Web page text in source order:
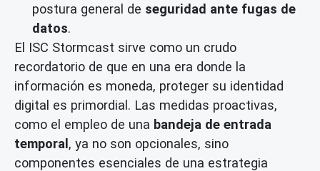
postura general de seguridad ante fugas de
datos.
El ISC Stormcast sirve como un crudo
recordatorio de que en una era donde la
información es moneda, proteger su identidad
digital es primordial. Las medidas proactivas,
como el empleo de una bandeja de entrada
temporal , ya no son opcionales, sino
componentes esenciales de una estrategia